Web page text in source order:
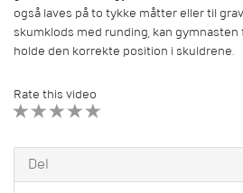
også laves på to tykke måtter eller til
skumklods med runding, kan
holde den korrekte position i skuldrene.
Rate this video
Del